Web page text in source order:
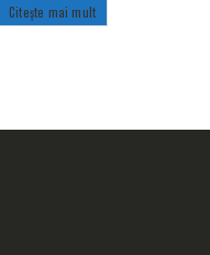
Citește mai mult